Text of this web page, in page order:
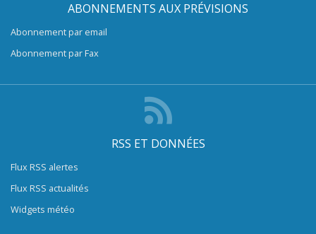
ABONNEMENTS AUX PRÉVISIONS
Abonnement par email
Abonnement par Fax
RSS ET DONNÉES
Flux RSS alertes
Flux RSS actualités
Widgets météo